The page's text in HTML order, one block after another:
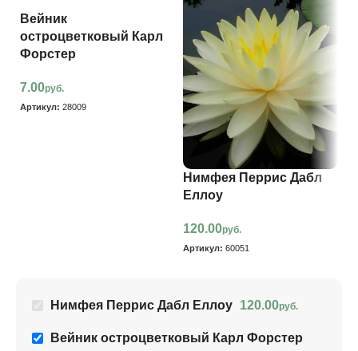
Вейник
остроцветковый Карл
Форстер
7.00руб.
Артикул: 28009
Нимфея Перрис Дабл
Еллоу
120.00руб.
Артикул: 60051
Нимфея Перрис Дабл Еллоу 120.00руб.
Вейник остроцветковый Карл Форстер